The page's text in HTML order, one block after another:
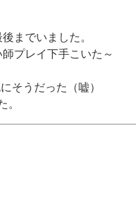
までいました。
プレイ下手こいた～
そうだった（嘘）
。